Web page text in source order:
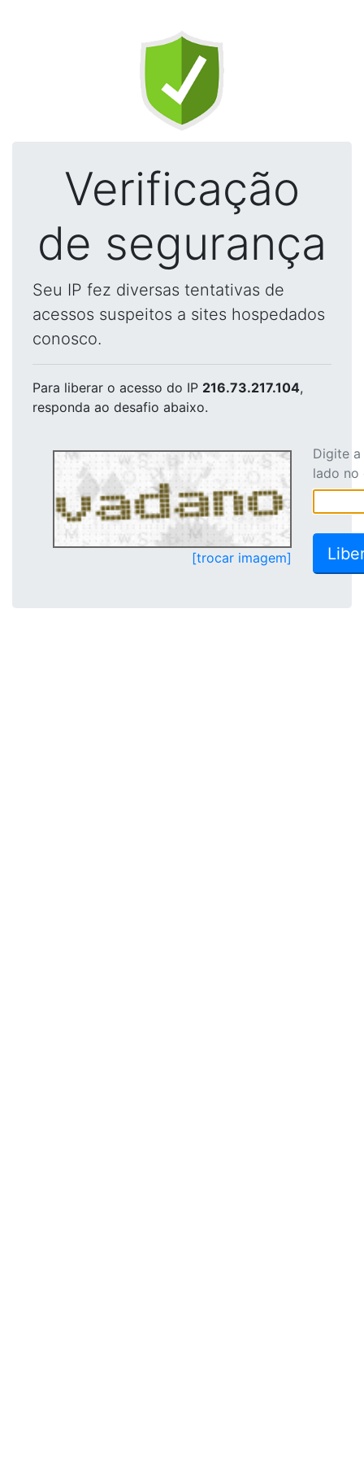
Verificação
de segurança
Seu IP fez diversas tentativas de
acessos suspeitos a sites hospedados
conosco.
Para liberar o acesso do IP 216.73.217.104,
responda ao desafio abaixo.
[trocar imagem]
Digite
lado no